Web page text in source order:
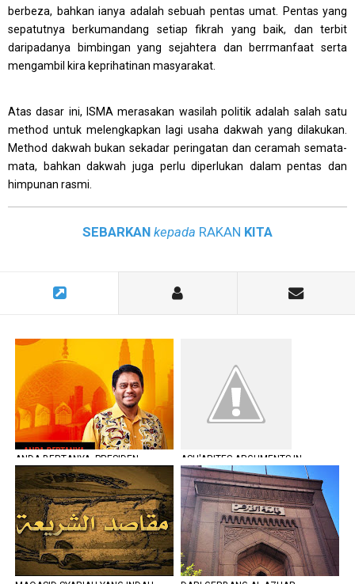
berbeza, bahkan ianya adalah sebuah pentas umat. Pentas yang
sepatutnya berkumandang setiap fikrah yang baik, dan terbit
daripadanya bimbingan yang sejahtera dan berrmanfaat serta
mengambil kira keprihatinan masyarakat.
Atas dasar ini, ISMA merasakan wasilah politik adalah salah satu
method untuk melengkapkan lagi usaha dakwah yang dilakukan.
Method dakwah bukan sekadar peringatan dan ceramah semata-
mata, bahkan dakwah juga perlu diperlukan dalam pentas dan
himpunan rasmi.
SEBARKAN kepada RAKAN KITA
ANDA BERTANYA, PRESIDEN
JAWAB
ASH'ARITES ARGUMENTS IN
ASSERTING SIFĀT AL-WUJŪDIYYAH
(EXISTENTIAL ATTRIBUTES)